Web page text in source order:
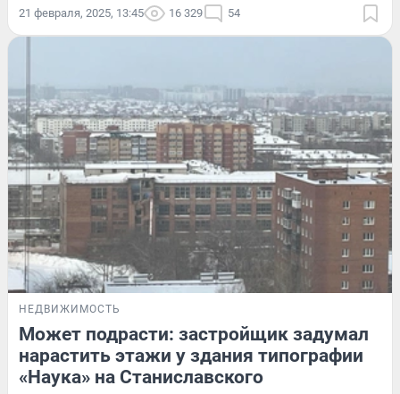
21 февраля, 2025, 13:45 16 329 54
НЕДВИЖИМОСТЬ
Может подрасти: застройщик задумал
нарастить этажи у здания типографии
«Наука» на Станиславского